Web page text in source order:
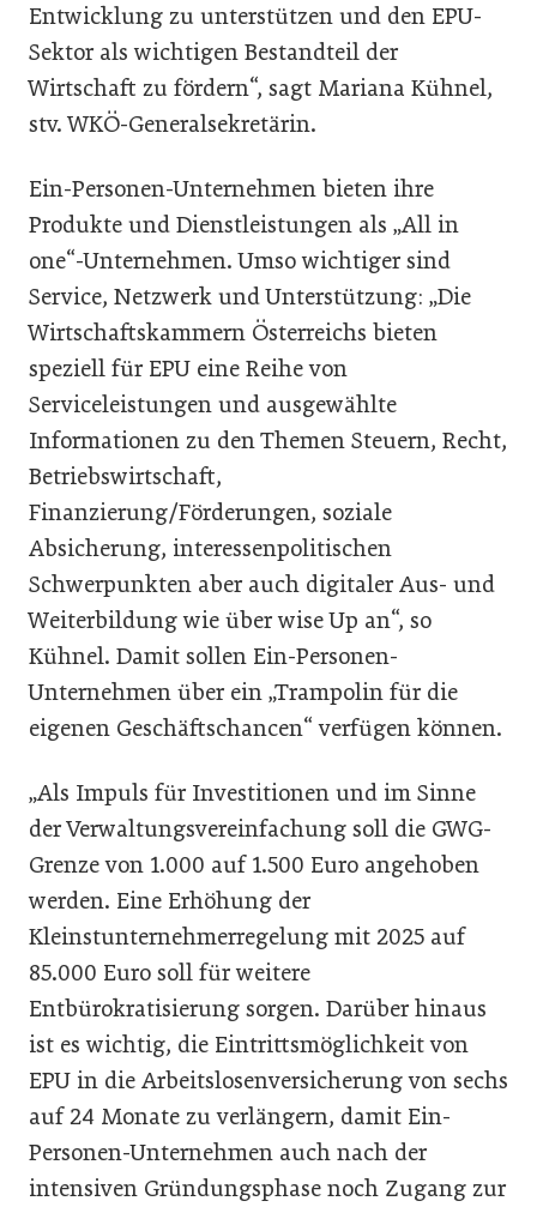
Entwicklung zu unterstützen und den EPU-
Sektor als wichtigen Bestandteil der
Wirtschaft zu fördern“, sagt Mariana Kühnel,
stv. WKÖ-Generalsekretärin.
Ein-Personen-Unternehmen bieten ihre
Produkte und Dienstleistungen als „All in
one“-Unternehmen. Umso wichtiger sind
Service, Netzwerk und Unterstützung: „Die
Wirtschaftskammern Österreichs bieten
speziell für EPU eine Reihe von
Serviceleistungen und ausgewählte
Informationen zu den Themen Steuern, Recht,
Betriebswirtschaft,
Finanzierung/Förderungen, soziale
Absicherung, interessenpolitischen
Schwerpunkten aber auch digitaler Aus- und
Weiterbildung wie über wise Up an“, so
Kühnel. Damit sollen Ein-Personen-
Unternehmen über ein „Trampolin für die
eigenen Geschäftschancen“ verfügen können.
„Als Impuls für Investitionen und im Sinne
der Verwaltungsvereinfachung soll die GWG-
Grenze von 1.000 auf 1.500 Euro angehoben
werden. Eine Erhöhung der
Kleinstunternehmerregelung mit 2025 auf
85.000 Euro soll für weitere
Entbürokratisierung sorgen. Darüber hinaus
ist es wichtig, die Eintrittsmöglichkeit von
EPU in die Arbeitslosenversicherung von sechs
auf 24 Monate zu verlängern, damit Ein-
Personen-Unternehmen auch nach der
intensiven Gründungsphase noch Zugang zur